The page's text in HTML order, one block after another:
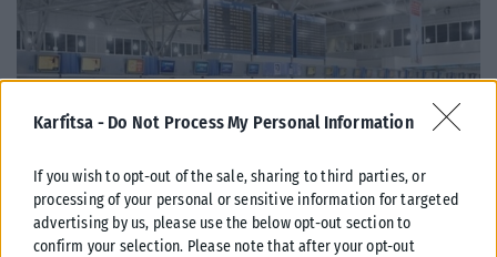
Karfitsa - Do Not Process My Personal Information
If you wish to opt-out of the sale, sharing to third parties, or
processing of your personal or sensitive information for targeted
advertising by us, please use the below opt-out section to
confirm your selection. Please note that after your opt-out
ΕΛΛΆΔΑ